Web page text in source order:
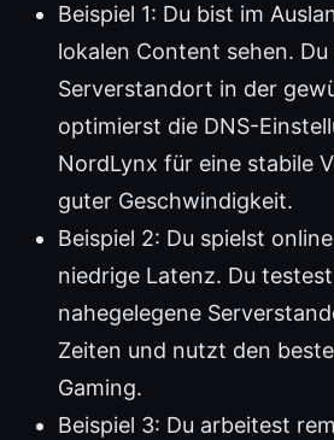
Beispiel 1: Du bist im
lokalen Content sehen.
Serverstandort in der
optimierst die DNS-
NordLynx für eine stabile
guter Geschwindigkeit.
Beispiel 2: Du spielst
niedrige Latenz. Du
nahegelegene
Zeiten und nutzt den
Gaming.
Beispiel 3: Du arbeitest